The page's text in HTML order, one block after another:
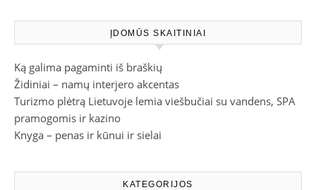
ĮDOMŪS SKAITINIAI
Ką galima pagaminti iš braškių
Židiniai – namų interjero akcentas
Turizmo plėtrą Lietuvoje lemia viešbučiai su vandens, SPA
pramogomis ir kazino
Knyga – penas ir kūnui ir sielai
KATEGORIJOS